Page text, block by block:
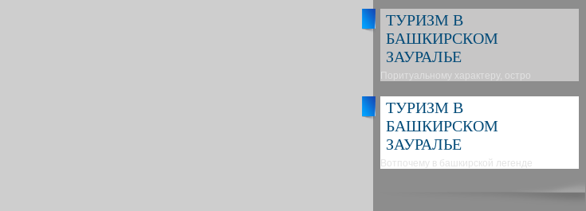
ТУРИЗМ В
БАШКИРСКОМ
ЗАУРАЛЬЕ
Поритуальному характеру, остро
ТУРИЗМ В
БАШКИРСКОМ
ЗАУРАЛЬЕ
Вотпочему в башкирской легенде